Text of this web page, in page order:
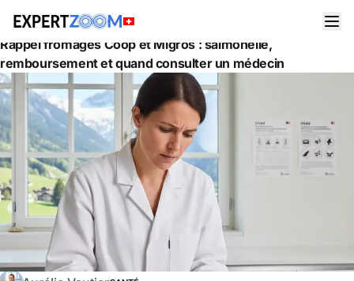
Actualités
Santé
Rappel fromages Coop et Migros : salmonelle,
remboursement et quand consulter un médecin